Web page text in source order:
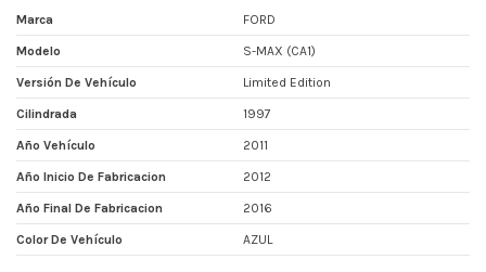
Marca FORD
Modelo S-MAX (CA1)
Versión De Vehículo Limited Edition
Cilindrada 1997
Año Vehículo 2011
Año Inicio De Fabricacion 2012
Año Final De Fabricacion 2016
Color De Vehículo AZUL